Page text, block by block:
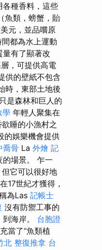
各種香料，這些
魚類，螃蟹，貽
元，並品嚐原
都為水上運動
有了顯著改
，可提供高電
供的壁紙不包含
時，東部土地後
是森林和巨人的
學 年輕人聚集在
睡的小漁村之
的娛樂機會提供
喬骨 La 外燴 記
的場景。 乍一
它可以很好地
17世紀才獲得，
為Las 記帳士
沒有防禦工事的
海岸。 台胞證
當了“魚類植
北 整復推拿 台